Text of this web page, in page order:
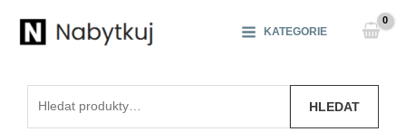
KATEGORIE
HLEDAT